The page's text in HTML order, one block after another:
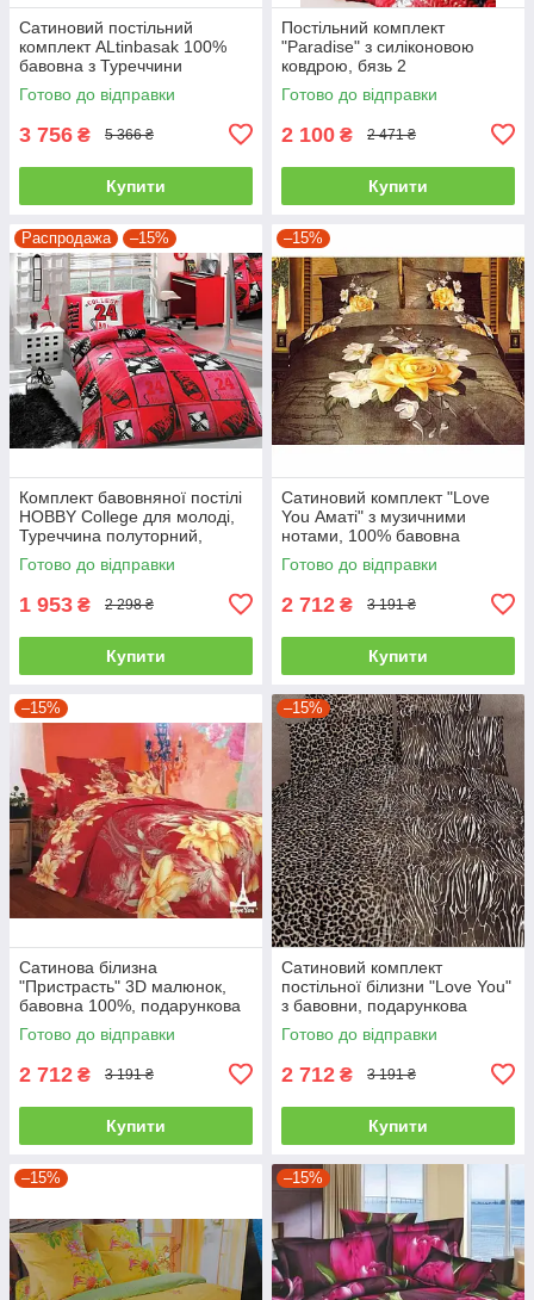
Сатиновий постільний
комплект ALtinbasak 100%
бавовна з Туреччини
двоспальний - євро
Готово до відправки
3 756 ₴ 5 366 ₴
Купити
Постільний комплект
"Paradise" з силіконовою
ковдрою, бязь 2
Готово до відправки
2 100 ₴ 2 471 ₴
Купити
Распродажа –15%
Комплект бавовняної постілі
HOBBY College для молоді,
Туреччина полуторний,
червоний
Готово до відправки
1 953 ₴ 2 298 ₴
Купити
–15%
Сатиновий комплект "Love
You Аматі" з музичними
нотами, 100% бавовна
полуторний
Готово до відправки
2 712 ₴ 3 191 ₴
Купити
–15%
Сатинова білизна
"Пристрасть" 3D малюнок,
бавовна 100%, подарункова
упаковка полуторний
Готово до відправки
2 712 ₴ 3 191 ₴
Купити
–15%
Сатиновий комплект
постільної білизни "Love You"
з бавовни, подарункова
упаковка полуторний
Готово до відправки
2 712 ₴ 3 191 ₴
Купити
–15% –15%